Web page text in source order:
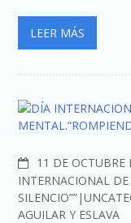
LEER MÁS
11 DE OCTUBRE
INTERNACIONAL
SILENCIO””
AGUILAR Y ESLAVA